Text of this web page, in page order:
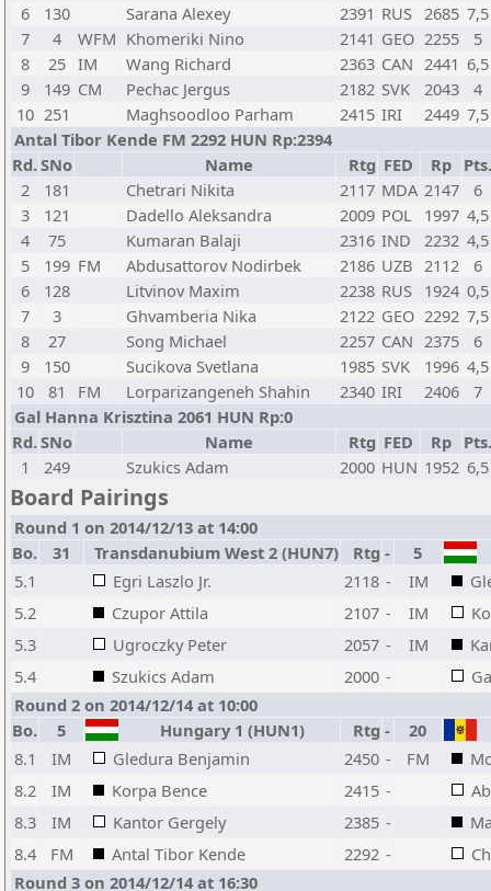
6
130 Sarana Alexey 2391 RUS 2685 7,5
7
4 WFM Khomeriki Nino 2141 GEO 2255
5
8
25 IM Wang Richard 2363 CAN 2441 6,5
9
149 CM Pechac Jergus 2182 SVK 2043
4
10 251 Maghsoodloo Parham 2415 IRI 2449 7,5
Antal Tibor Kende FM 2292 HUN Rp:2394
Rd.SNo Name Rtg FED Rp Pts.
2
181 Chetrari Nikita 2117 MDA 2147
6
3
121 Dadello Aleksandra 2009 POL 1997 4,5
4
75 Kumaran Balaji 2316 IND 2232 4,5
5
199 FM Abdusattorov Nodirbek 2186 UZB 2112
6
6
128 Litvinov Maxim 2238 RUS 1924 0,5
7
3 Ghvamberia Nika 2122 GEO 2292 7,5
8
27 Song Michael 2257 CAN 2375
6
9
150 Sucikova Svetlana 1985 SVK 1996 4,5
10
81 FM Lorparizangeneh Shahin 2340 IRI 2406
7
Gal Hanna Krisztina 2061 HUN Rp:0
Rd.SNo Name Rtg FED Rp Pts.
1
249 Szukics Adam 2000 HUN 1952 6,5
Board Pairings
Round 1 on 2014/12/13 at 14:00
Bo.
31 Transdanubium West 2 (HUN7) Rtg -
5
5.1
Egri Laszlo Jr. 2118 - IM
5.2
Czupor Attila 2107 - IM
5.3
Ugroczky Peter 2057 - IM
5.4
Szukics Adam 2000 -
Round 2 on 2014/12/14 at 10:00
Bo.
5 Hungary 1 (HUN1) Rtg -
20
8.1
IM Gledura Benjamin 2450 - FM
8.2
IM Korpa Bence 2415 -
8.3
IM Kantor Gergely 2385 -
8.4
FM Antal Tibor Kende 2292 -
Round 3 on 2014/12/14 at 16:30